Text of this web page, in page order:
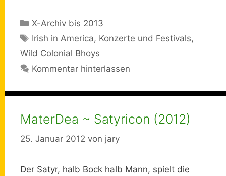
Kategorien
X-Archiv bis 2013
Schlagwörter
Irish in America, Konzerte und Festivals,
Wild Colonial Bhoys
Kommentar hinterlassen
MaterDea ~ Satyricon (2012)
25. Januar 2012 von jary
Der Satyr, halb Bock halb Mann, spielt die